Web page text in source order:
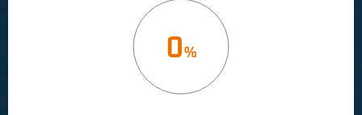
0